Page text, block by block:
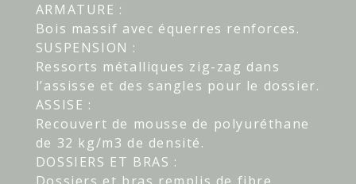
ARMATURE :
Bois massif avec équerres renforces.
SUSPENSION :
Ressorts métalliques zig-zag dans
l’assisse et des sangles pour le dossier.
ASSISE :
Recouvert de mousse de polyuréthane
de 32 kg/m3 de densité.
DOSSIERS ET BRAS :